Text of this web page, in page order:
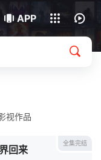
APP
端
视作品
全集完结
回来